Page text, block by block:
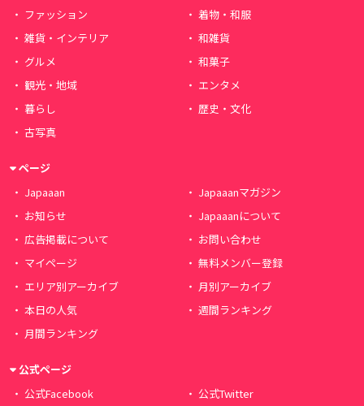
ファッション
着物・和服
雑貨・インテリア
和雑貨
グルメ
和菓子
観光・地域
エンタメ
暮らし
歴史・文化
古写真
ページ
Japaaan
Japaaanマガジン
お知らせ
Japaaanについて
広告掲載について
お問い合わせ
マイページ
無料メンバー登録
エリア別アーカイブ
月別アーカイブ
本日の人気
週間ランキング
月間ランキング
公式ページ
公式Facebook
公式Twitter